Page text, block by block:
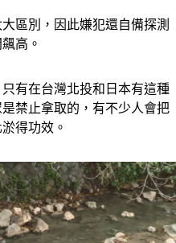
區別，因此嫌犯還自備探測
有在台灣北投和日本有這種
禁止拿取的，有不少人會把